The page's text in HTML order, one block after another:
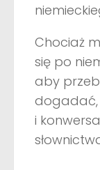
Chociaż
się po
aby
dogadać,
i